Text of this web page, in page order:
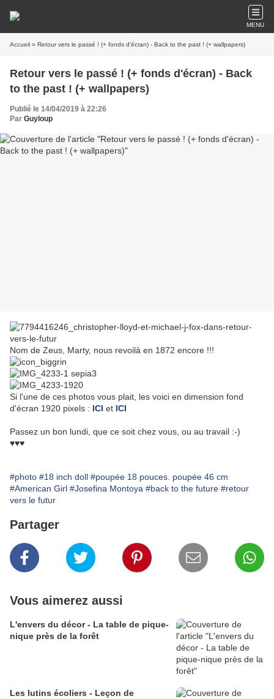
MENU
Accueil » Retour vers le passé ! (+ fonds d'écran) - Back to the past ! (+ wallpapers)
Retour vers le passé ! (+ fonds d'écran) - Back
to the past ! (+ wallpapers)
Publié le 14/04/2019 à 22:26
Par Guyloup
Nom de Zeus, Marty, nous revoilà en 1872 encore !!!
Si l'une de ces photos vous plait, les voici en dimension fond
d'écran 1920 pixels : ICI et ICI
Passez un bon lundi, que ce soit chez vous, ou au travail :-)
♥♥♥
#photo #18 inch doll #poupée 18 pouces. poupée 46 cm
#American Girl #Josefina Montoya #back to the future #retour
vers le futur
Partager
Vous aimerez aussi
L'envers du décor - La table de pique-
nique près de la forêt
Les lutins écoliers - Leçon de